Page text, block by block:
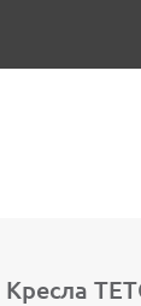
Кресла